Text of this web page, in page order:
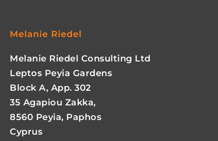
Melanie Riedel
Melanie Riedel Consulting Ltd
Leptos Peyia Gardens
Block A, App. 302
35 Agapiou Zakka,
8560 Peyia, Paphos
Cyprus